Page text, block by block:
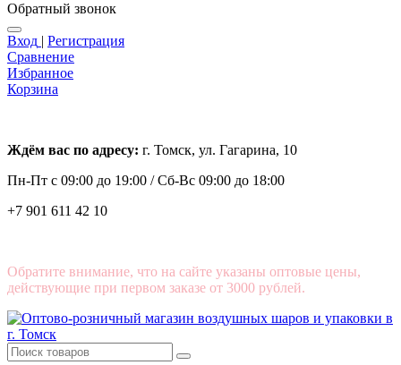
Обратный звонок
Вход | Регистрация
Сравнение
Избранное
Корзина
Ждём вас по адресу: г. Томск, ул. Гагарина, 10
Пн-Пт с 09:00 до 19:00 /Сб-Вс 09:00 до 18:00
+7 901 611 42 10
Обратите внимание, что на сайте указаны оптовые цены,
действующие при первом заказе от 3000 рублей.